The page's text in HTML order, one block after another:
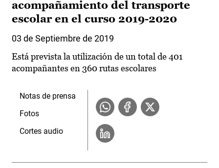
acompañamiento del transporte
escolar en el curso 2019-2020
03 de Septiembre de 2019
Está prevista la utilización de un total de 401
acompañantes en 360 rutas escolares
Notas de prensa
Fotos
Cortes audio